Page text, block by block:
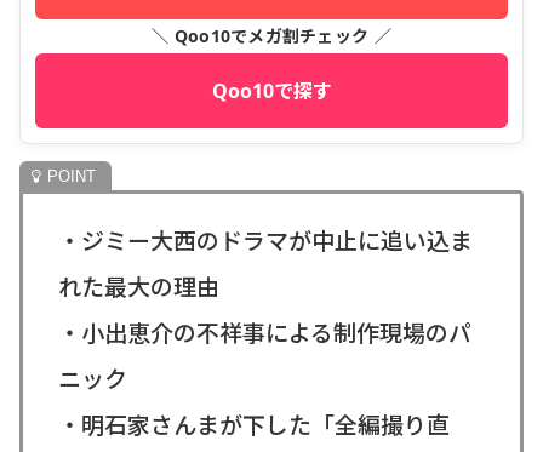
＼ Qoo10でメガ割チェック ／
Qoo10で探す
・ジミー大西のドラマが中止に追い込ま
れた最大の理由
・小出恵介の不祥事による制作現場のパ
ニック
・明石家さんまが下した「全編撮り直